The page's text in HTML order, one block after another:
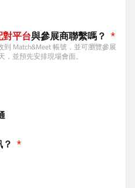
平台與參展商聯繫嗎？
Match&Meet 帳號，並可瀏覽參展
並預先安排現場會面。